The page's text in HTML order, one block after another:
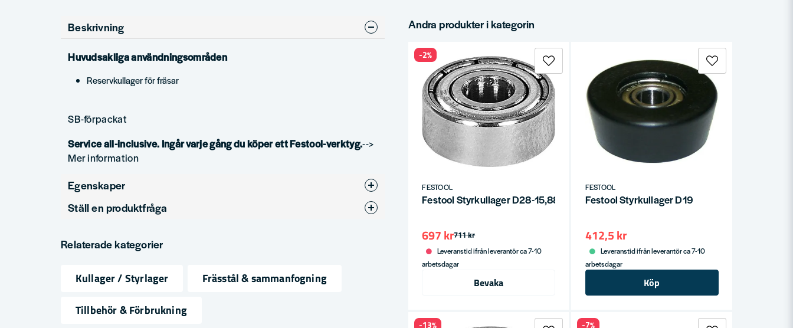
Beskrivning
Huvudsakliga användningsområden
Reservkullager för fräsar
SB-förpackat
Service all-inclusive. Ingår varje gång du köper ett Festool-verktyg.-->
Mer information
Egenskaper
Produkttyp
Ställ en produktfråga
Fråga oss något om denna produkten...
Relaterade kategorier
Kullager / Styrlager
Frässtål & sammanfogning
Tillbehör & Förbrukning
Andra produkter i kategorin
FESTOOL
Festool Styrkullager D28-15,88 (2x)
711 kr
697 kr
Leveranstid ifrån leverantör ca 7-10
arbetsdagar
Bevaka
-2%
FESTOOL
Festool Styrkullager D19
412,5 kr
Leveranstid ifrån leverantör ca 7-10
arbetsdagar
Köp
-13% -7%